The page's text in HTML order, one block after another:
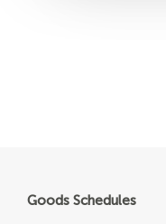
Goods Schedules